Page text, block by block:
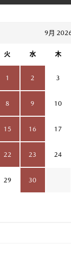
9月
火 水 木
1 2 3
8 9 10
15 16 17
22 23 24
29 30